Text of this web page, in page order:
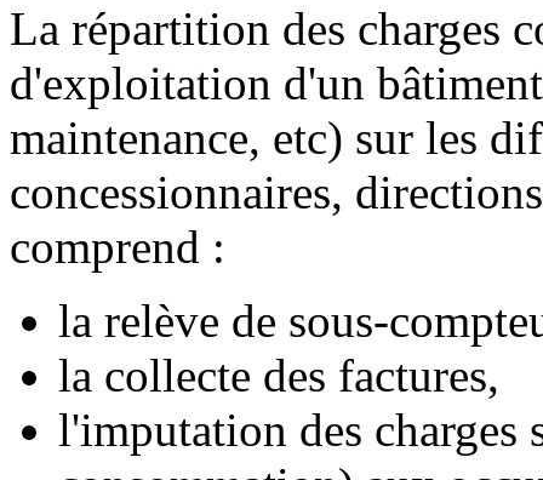
La répartition des charges
d'exploitation d'un
maintenance, etc) sur les
concessionnaires,
comprend :
la relève de sous-
la collecte des factures,
l'imputation des charges